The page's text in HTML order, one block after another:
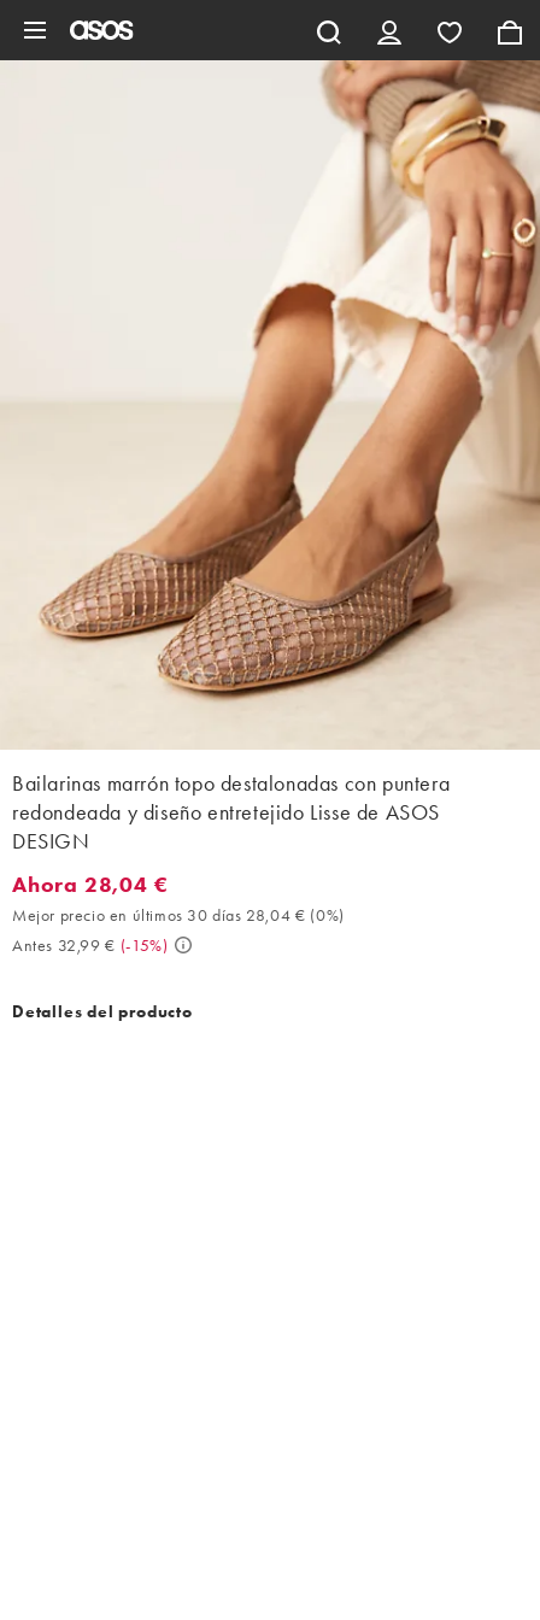
Bailarinas marrón topo destalonadas con puntera
redondeada y diseño entretejido Lisse de ASOS
DESIGN
Ahora 28,04 €. Mejor precio en últimos 30 días 28,04 € (0%).
Ahora 28,04 €
Mejor precio en últimos 30 días 28,04 € (0%)
Antes 32,99 € (-15%)
Detalles del producto